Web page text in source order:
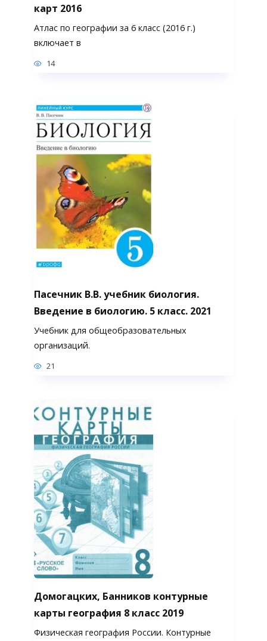
карт 2016
Атлас по географии за 6 класс (2016 г.)
включает в
14
Пасечник В.В. учебник биология.
Введение в биологию. 5 класс. 2021
Учебник для общеобразовательных
организаций.
21
Домогацких, Банников контурные
карты география 8 класс 2019
Физическая география России. Контурные